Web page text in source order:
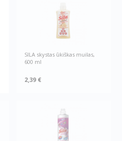
SILA skystas ūkiškas muilas,
600 ml
2,39 €